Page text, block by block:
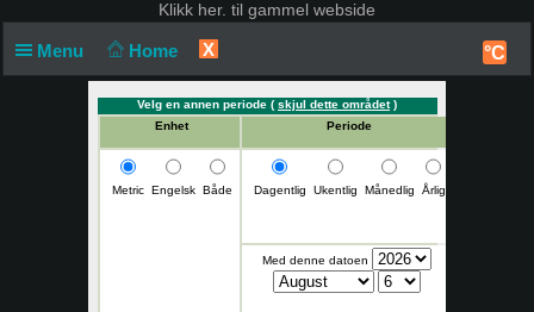
Klikk her. til gammel webside
Menu Home X °C